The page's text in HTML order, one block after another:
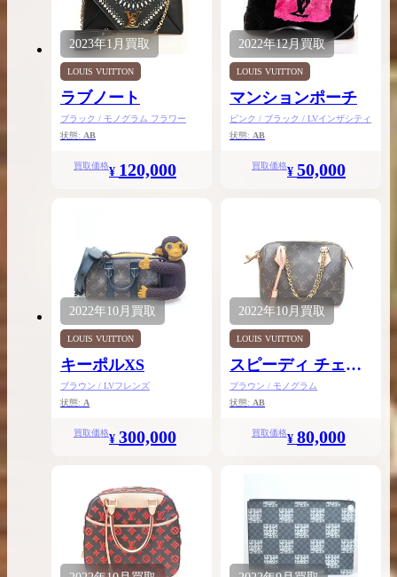
2023年1月 買取
LOUIS VUITTON
ラブノート
ブラック / モノグラム フラワー
状態: AB
買取価格¥ 120,000
2022年12月買取
LOUIS VUITTON
マンションポーチ
ピンク / ブラック / LVインザシティ
状態: AB
買取価格¥ 50,000
2022年10月 買取
LOUIS VUITTON
キーポルXS
ブラウン / LVフレンズ
状態: A
買取価格¥ 300,000
2022年10月買取
LOUIS VUITTON
スピーディ チェー
ン20
ブラウン / モノグラム
状態: AB
買取価格¥ 80,000